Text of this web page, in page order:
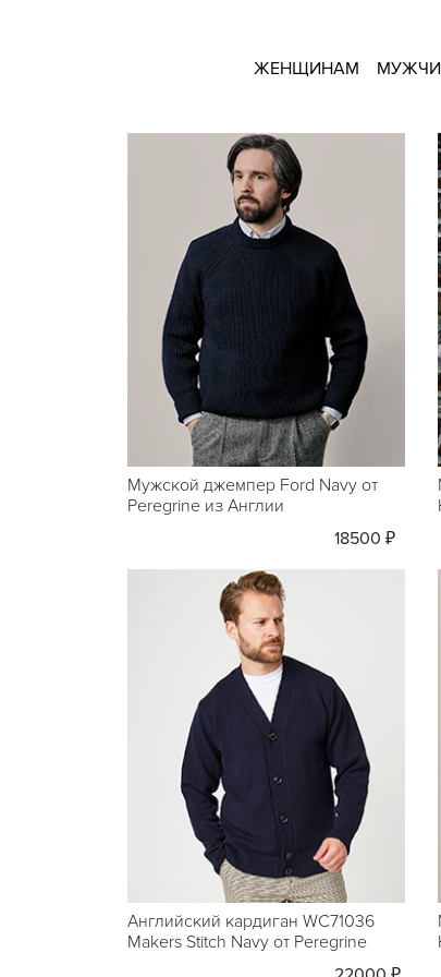
ЖЕНЩИНАМ
Мужской джемпер Ford Navy от
Peregrine из Англии
18500 ₽
Английский кардиган WC71036
Makers Stitch Navy от Peregrine